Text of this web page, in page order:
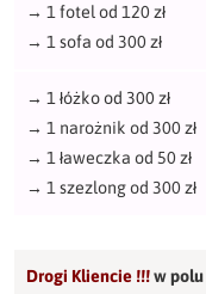
→ 1 fotel od 120 zł
→ 1 sofa od 300 zł
→ 1 łóżko od 300 zł
→ 1 narożnik od 300 zł
→ 1 ławeczka od 50 zł
→ 1 szezlong od 300 zł
Drogi Kliencie !!!w polu